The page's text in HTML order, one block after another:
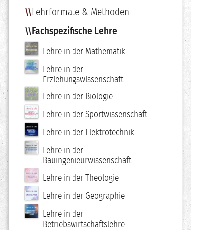
Lehrformate & Methoden
Fachspezifische Lehre
Lehre in der Mathematik
Lehre in der
Erziehungswissenschaft
Lehre in der Biologie
Lehre in der Sportwissenschaft
Lehre in der Elektrotechnik
Lehre in der
Bauingenieurwissenschaft
Lehre in der Theologie
Lehre in der Geographie
Lehre in der
Betriebswirtschaftslehre